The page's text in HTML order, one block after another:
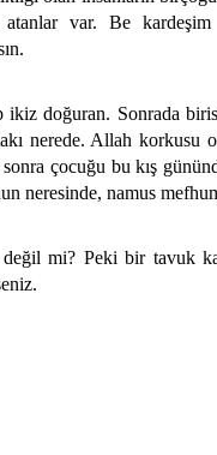
atanlar var. Be
doğuran. Sonrada
nerede. Allah korkusu
çocuğu bu kış
neresinde, namus
mi? Peki bir tavuk